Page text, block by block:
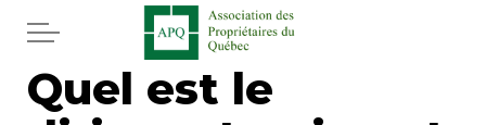
Aller au contenu principal
Accueil
Quel est le